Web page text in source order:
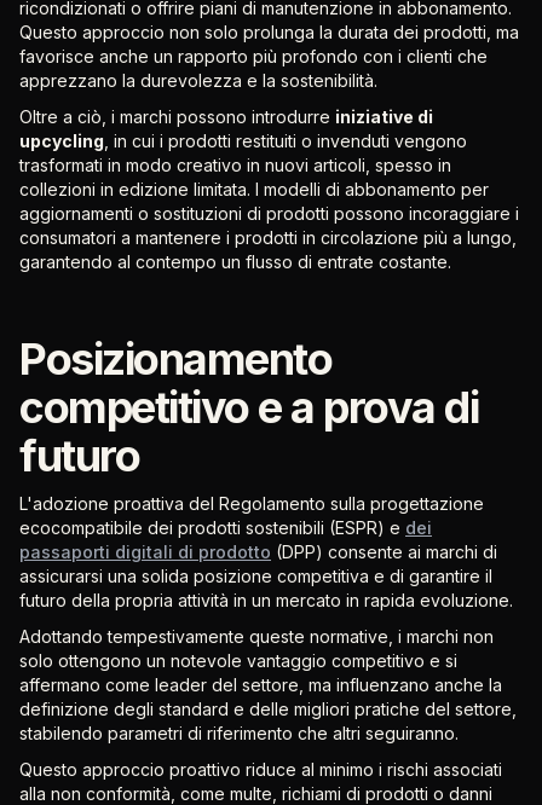
ricondizionati o offrire piani di manutenzione in abbonamento.
Questo approccio non solo prolunga la durata dei prodotti, ma
favorisce anche un rapporto più profondo con i clienti che
apprezzano la durevolezza e la sostenibilità.
Oltre a ciò, i marchi possono introdurre iniziative di
upcycling , in cui i prodotti restituiti o invenduti vengono
trasformati in modo creativo in nuovi articoli, spesso in
collezioni in edizione limitata. I modelli di abbonamento per
aggiornamenti o sostituzioni di prodotti possono incoraggiare i
consumatori a mantenere i prodotti in circolazione più a lungo,
garantendo al contempo un flusso di entrate costante.
Posizionamento
competitivo e a prova di
futuro
L'adozione proattiva del Regolamento sulla progettazione
ecocompatibile dei prodotti sostenibili (ESPR) e dei
passaporti digitali di prodotto (DPP) consente ai marchi di
assicurarsi una solida posizione competitiva e di garantire il
futuro della propria attività in un mercato in rapida evoluzione.
Adottando tempestivamente queste normative, i marchi non
solo ottengono un notevole vantaggio competitivo e si
affermano come leader del settore, ma influenzano anche la
definizione degli standard e delle migliori pratiche del settore,
stabilendo parametri di riferimento che altri seguiranno.
Questo approccio proattivo riduce al minimo i rischi associati
alla non conformità, come multe, richiami di prodotti o danni